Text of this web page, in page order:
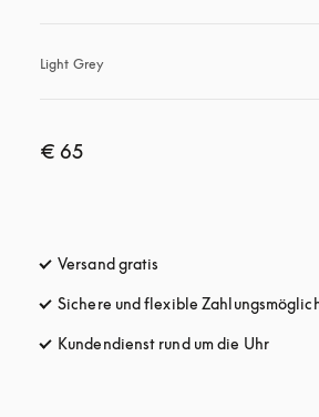
Light Grey
€ 65
Versand gratis
Sichere und flexible
Kundendienst rund um die Uhröffnet